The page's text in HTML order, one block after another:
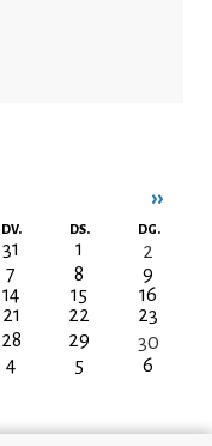
››
DV. DS. DG.
31 1
2
7 8
9
14 15
16
21 22
23
28 29
30
4 5 6